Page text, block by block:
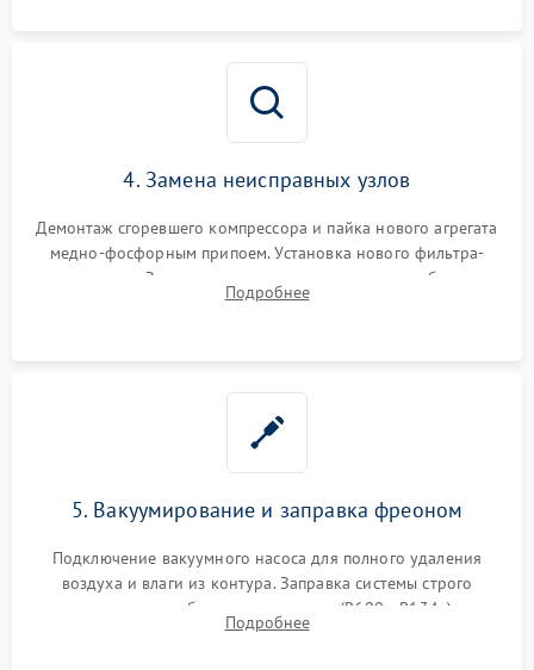
4. Замена неисправных узлов
Демонтаж сгоревшего компрессора и пайка нового агрегата
медно-фосфорным припоем. Установка нового фильтра-
осушителя. Замена изношенных вентиляторов обдува,
сломанных заслонок или поврежденных дверных петель.
Подробнее
5. Вакуумирование и заправка фреоном
Подключение вакуумного насоса для полного удаления
воздуха и влаги из контура. Заправка системы строго
дозированным объемом хладагента (R600a, R134a) по
электронным весам. Контроль рабочего давления в системе.
Подробнее